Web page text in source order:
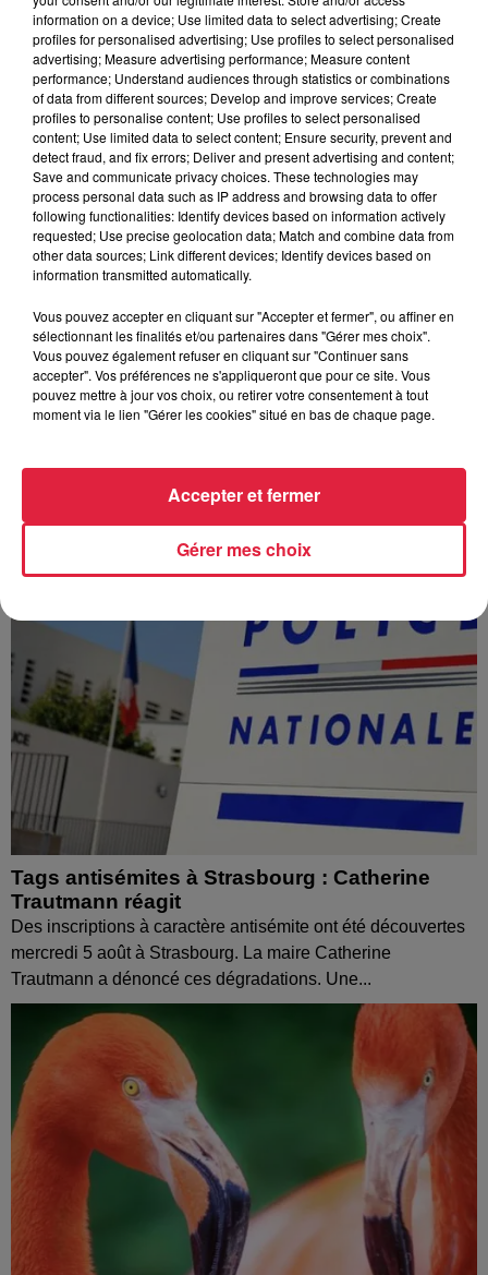
À Hoerdt, de l’eau brune sort des robinets
Depuis plusieurs jours, des habitants de Hoerdt ont vu de
Tags antisémites à Strasbourg : Catherine
Trautmann réagit
Des inscriptions à caractère antisémite ont été découvertes
mercredi 5 août à Strasbourg. La maire Catherine
Trautmann a dénoncé ces dégradations. Une...
information on a device; Use limited data to select advertising; Create
profiles for personalised advertising; Use profiles to select personalised
advertising; Measure advertising performance; Measure content
performance; Understand audiences through statistics or combinations
of data from different sources; Develop and improve services; Create
profiles to personalise content; Use profiles to select personalised
content; Use limited data to select content; Ensure security, prevent and
detect fraud, and fix errors; Deliver and present advertising and content;
Save and communicate privacy choices. These technologies may
process personal data such as IP address and browsing data to offer
following functionalities: Identify devices based on information actively
requested; Use precise geolocation data; Match and combine data from
other data sources; Link different devices; Identify devices based on
information transmitted automatically.
Vous pouvez accepter en cliquant sur "Accepter et fermer", ou affiner en
sélectionnant les finalités et/ou partenaires dans "Gérer mes choix".
Vous pouvez également refuser en cliquant sur "Continuer sans
accepter". Vos préférences ne s'appliqueront que pour ce site. Vous
pouvez mettre à jour vos choix, ou retirer votre consentement à tout
moment via le lien "Gérer les cookies" situé en bas de chaque page.
Gérer mes choix
Accepter et fermer